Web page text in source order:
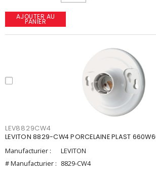
AJOUTER AU
PANIER
LEV8829CW4
LEVITON 8829-CW4 PORCELAINE PLAST
Manufacturier :
LEVITON
# Manufacturier : 8829-CW4